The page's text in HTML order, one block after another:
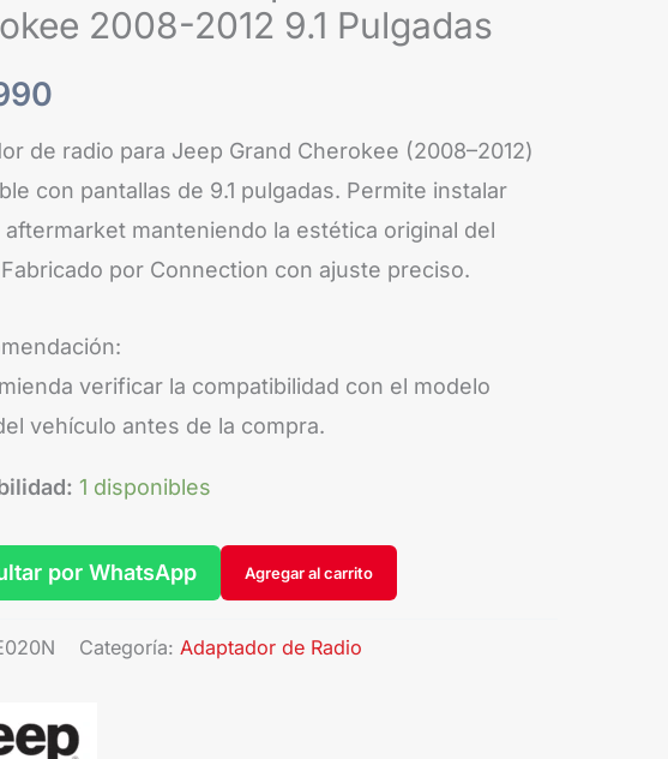
2008-2012 9.1 Pulgadas
de radio para Jeep Grand Cherokee (2008–2012)
con pantallas de 9.1 pulgadas. Permite instalar
aftermarket manteniendo la estética original del
por Connection con ajuste preciso.
verificar la compatibilidad con el modelo
vehículo antes de la compra.
1 disponibles
Agregar al carrito
por WhatsApp
Categoría:Adaptador de Radio